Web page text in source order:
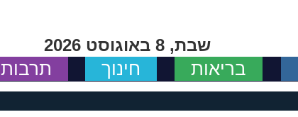
שבת, 8 באוגוסט 2026
בריאות חינוך תרבות